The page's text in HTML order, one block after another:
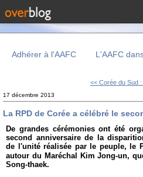
Adhérer à l'AAFC L'AAFC
<< Corée du Sud :
17 décembre 2013
La RPD de Corée a célébré le
De grandes cérémonies ont été
second anniversaire de la
de l'unité réalisée par le peuple, le
autour du Maréchal Kim Jong-un,
Song-thaek.